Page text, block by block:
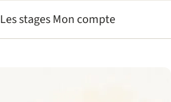
Les stagesMon compte